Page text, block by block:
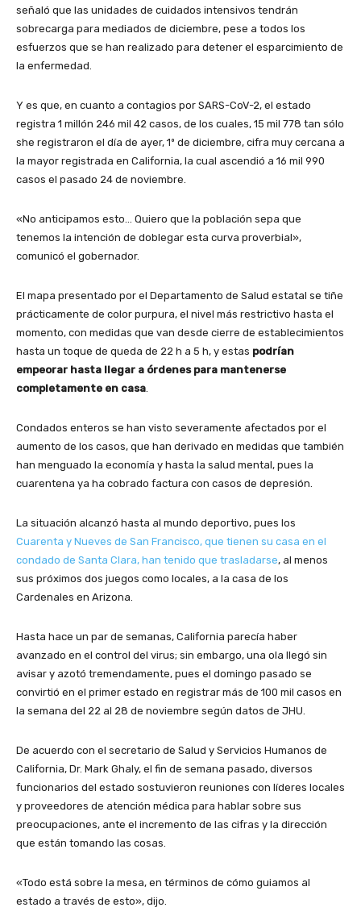
señaló que las unidades de cuidados intensivos tendrán
sobrecarga para mediados de diciembre, pese a todos los
esfuerzos que se han realizado para detener el esparcimiento de
la enfermedad.
Y es que, en cuanto a contagios por SARS-CoV-2, el estado
registra 1 millón 246 mil 42 casos, de los cuales, 15 mil 778 tan sólo
she registraron el día de ayer, 1º de diciembre, cifra muy cercana a
la mayor registrada en California, la cual ascendió a 16 mil 990
casos el pasado 24 de noviembre.
«No anticipamos esto… Quiero que la población sepa que
tenemos la intención de doblegar esta curva proverbial»,
comunicó el gobernador.
El mapa presentado por el Departamento de Salud estatal se tiñe
prácticamente de color purpura, el nivel más restrictivo hasta el
momento, con medidas que van desde cierre de establecimientos
hasta un toque de queda de 22 h a 5 h, y estas podrían
empeorar hasta llegar a órdenes para mantenerse
completamente en casa
Condados enteros se han visto severamente afectados por el
aumento de los casos, que han derivado en medidas que también
han menguado la economía y hasta la salud mental, pues la
cuarentena ya ha cobrado factura con casos de depresión.
La situación alcanzó hasta al mundo deportivo, pues los
Cuarenta y Nueves de San Francisco, que tienen su casa en el
condado de Santa Clara, han tenido que trasladarse, al menos
sus próximos dos juegos como locales, a la casa de los
Cardenales en Arizona.
Hasta hace un par de semanas, California parecía haber
avanzado en el control del virus; sin embargo, una ola llegó sin
avisar y azotó tremendamente, pues el domingo pasado se
convirtió en el primer estado en registrar más de 100 mil casos en
la semana del 22 al 28 de noviembre según datos de JHU.
De acuerdo con el secretario de Salud y Servicios Humanos de
California, Dr. Mark Ghaly, el fin de semana pasado, diversos
funcionarios del estado sostuvieron reuniones con líderes locales
y proveedores de atención médica para hablar sobre sus
preocupaciones, ante el incremento de las cifras y la dirección
que están tomando las cosas.
«Todo está sobre la mesa, en términos de cómo guiamos al
estado a través de esto», dijo.